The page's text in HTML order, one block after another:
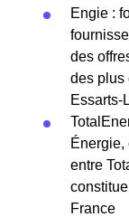
Engie :
des
des plus
Essarts-
Énergie,
entre
France